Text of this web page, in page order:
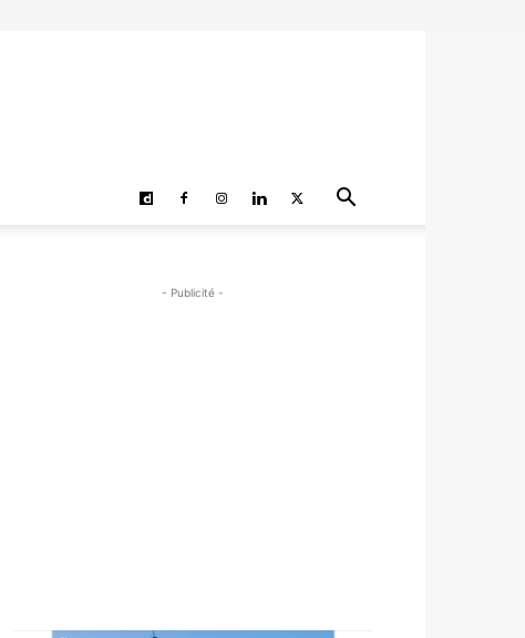
- Publicité -